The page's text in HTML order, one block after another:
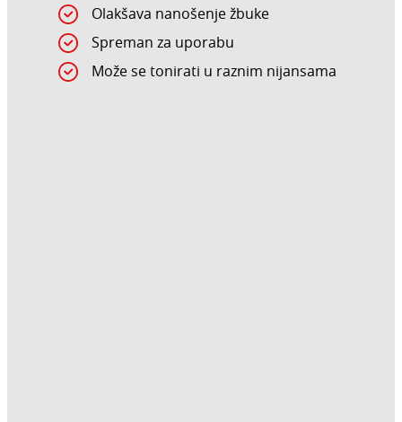
Olakšava nanošenje žbuke
Spreman za uporabu
Može se tonirati u raznim nijansama